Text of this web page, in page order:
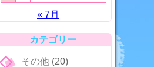
« 7月
カテゴリー
その他(20)